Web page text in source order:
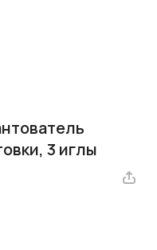
3 иглы